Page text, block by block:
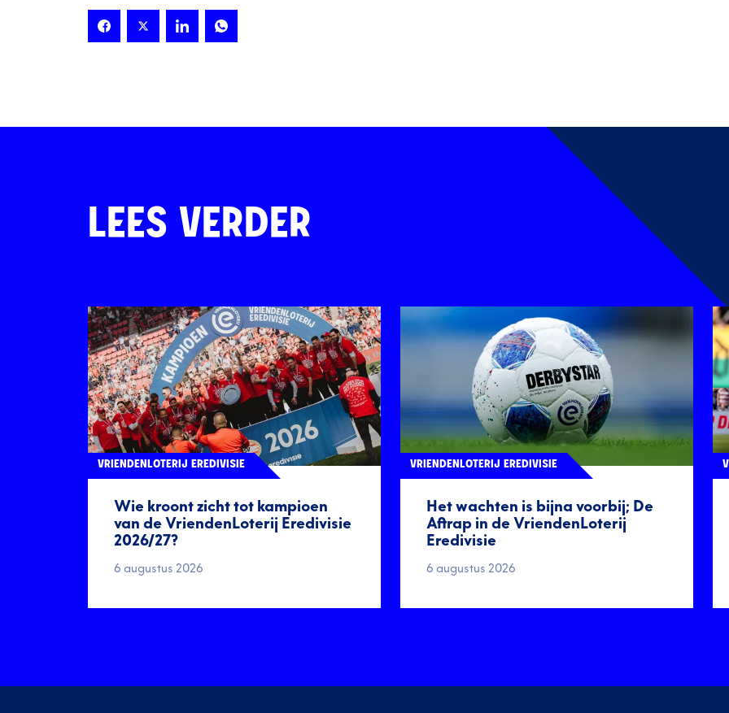
LEES VERDER
Wie kroont zicht tot kampioen
van de VriendenLoterij Eredivisie
2026/27?
VRIENDENLOTERIJ EREDIVISIE
6 augustus 2026
Het wachten is bijna voorbij; De
Aftrap in de VriendenLoterij
Eredivisie
VRIENDENLOTERIJ EREDIVISIE
6 augustus 2026